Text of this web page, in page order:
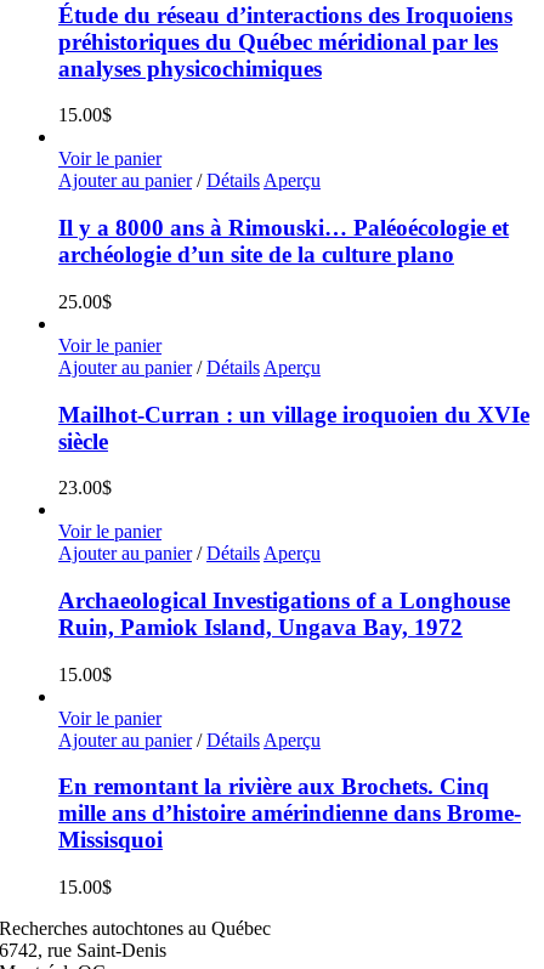
Étude du réseau d’interactions des Iroquoiens
préhistoriques du Québec méridional par les
analyses physicochimiques
15.00$
Voir le panier
Ajouter au panier / Détails Aperçu
Il y a 8000 ans à Rimouski… Paléoécologie et
archéologie d’un site de la culture plano
25.00$
Voir le panier
Ajouter au panier / Détails Aperçu
Mailhot-Curran : un village iroquoien du XVIe
siècle
23.00$
Voir le panier
Ajouter au panier / Détails Aperçu
Archaeological Investigations of a Longhouse
Ruin, Pamiok Island, Ungava Bay, 1972
15.00$
Voir le panier
Ajouter au panier / Détails Aperçu
En remontant la rivière aux Brochets. Cinq
mille ans d’histoire amérindienne dans Brome-
Missisquoi
15.00$
Recherches autochtones au Québec
6742, rue Saint-Denis